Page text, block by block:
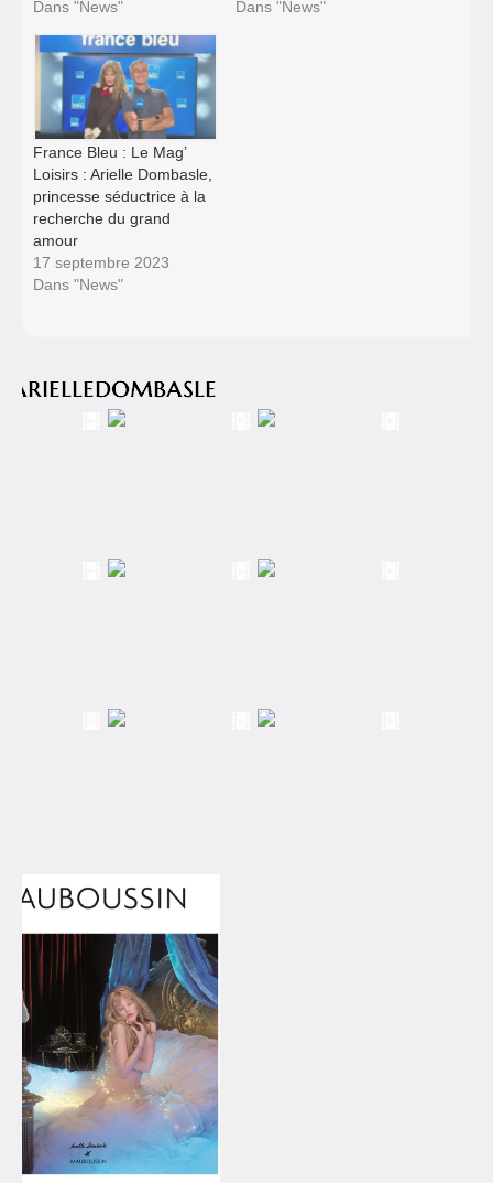
Dans "News" Dans "News"
France Bleu : Le Mag’
Loisirs : Arielle Dombasle,
princesse séductrice à la
recherche du grand
amour
17 septembre 2023
Dans "News"